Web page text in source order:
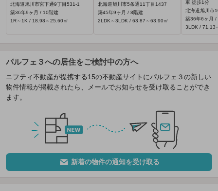
北海道旭川市宮下通9丁目531‐1
築36年9ヶ月 / 10階建
1R～1K / 18.98～25.60㎡
北海道旭川市5条通11丁目1437
築45年9ヶ月 / 8階建
2LDK～3LDK / 63.87～63.90㎡
車 徒歩1分
北海道旭川市
築36年6ヶ月 /
3LDK / 71.13
パルフェ３への居住をご検討中の方へ
ニフティ不動産が提携する15の不動産サイトにパルフェ３の新しい
物件情報が掲載されたら、メールでお知らせを受け取ることができ
ます。
新着の物件の通知を受け取る